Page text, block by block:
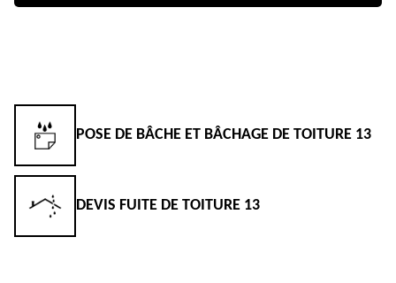
POSE DE BÂCHE ET BÂCHAGE DE TOITURE 13
DEVIS FUITE DE TOITURE 13